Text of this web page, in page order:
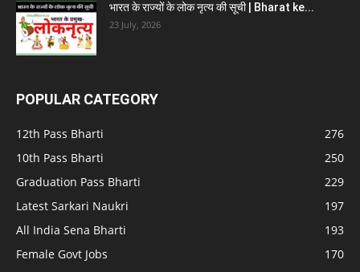
भारत के राज्यों के लोक नृत्य की सूची | Bharat ke...
23 July, 2026
POPULAR CATEGORY
12th Pass Bharti
276
10th Pass Bharti
250
Graduation Pass Bharti
229
Latest Sarkari Naukri
197
All India Sena Bharti
193
Female Govt Jobs
170